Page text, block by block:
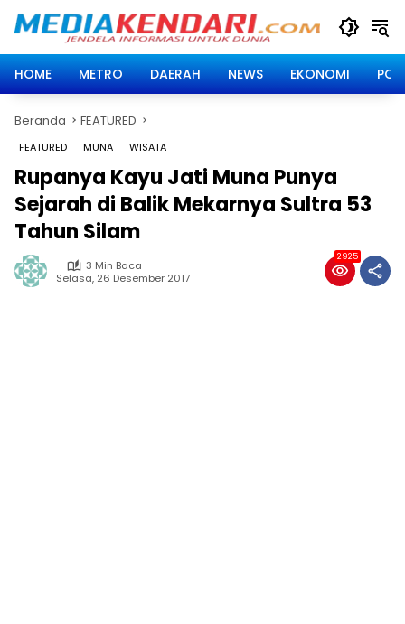
HOME
METRO DAERAH NEWS EKONOMI
Beranda FEATURED
FEATURED MUNA WISATA
Rupanya Kayu Jati Muna Punya
Sejarah di Balik Mekarnya Sultra 53
Tahun Silam
3 Min Baca
Selasa, 26 Desember 2017
2925